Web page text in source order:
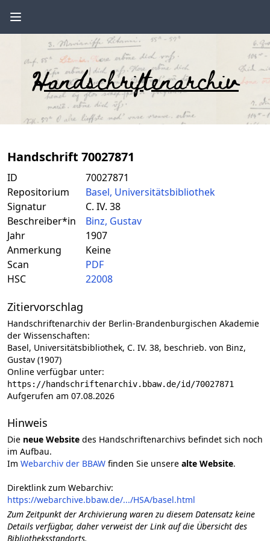
Handschriftenarchiv
Handschrift 70027871
ID
70027871
Repositorium
Basel, Universitätsbibliothek
Signatur
C. IV. 38
Beschreiber*in
Binz, Gustav
Jahr
1907
Anmerkung
Keine
Scan
PDF
HSC
22008
Zitiervorschlag
Handschriftenarchiv der Berlin-Brandenburgischen Akademie
der Wissenschaften:
Basel, Universitätsbibliothek, C. IV. 38, beschrieb. von Binz,
Gustav (1907)
Online verfügbar unter:
https://handschriftenarchiv.bbaw.de/id/70027871
Aufgerufen am 07.08.2026
Hinweis
Die neue Website des Handschriftenarchivs befindet sich noch
im Aufbau.
Im Webarchiv der BBAW finden Sie unsere alte Website.
Direktlink zum Webarchiv:
https://webarchive.bbaw.de/.../HSA/basel.html
Zum Zeitpunkt der Archivierung waren zu diesem Datensatz keine
Details verfügbar, daher verweist der Link auf die Übersicht des
Bibliotheksstandorts.